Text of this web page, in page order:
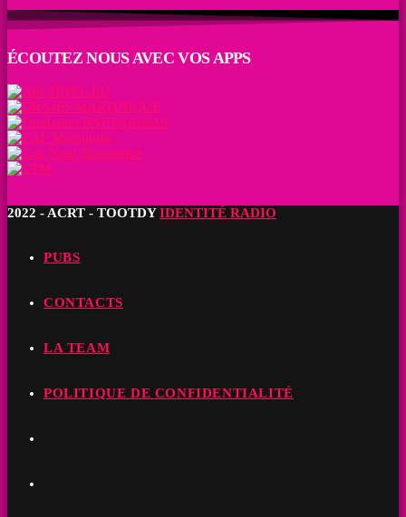
ÉCOUTEZ NOUS AVEC VOS APPS
2022 - ACRT - TOOTDYIDENTITÉ RADIO
PUBS
CONTACTS
LA TEAM
POLITIQUE DE CONFIDENTIALITÉ